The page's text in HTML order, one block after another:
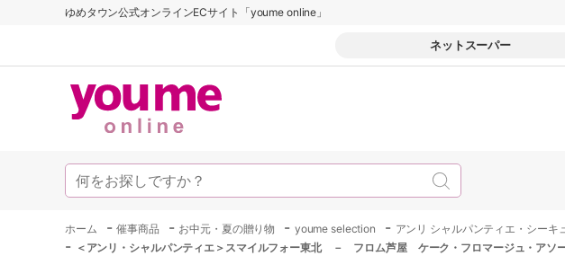
ゆめタウン公式オンラインECサイト「youme online」
ネットスーパー
ホーム -催事商品 - お中元・夏の贈り物 - youme selection - アンリ シャルパンティエ・シーキ
- ＜アンリ・シャルパンティエ＞スマイルフォー東北 － フロム芦屋 ケーク・フロマージュ・アソ